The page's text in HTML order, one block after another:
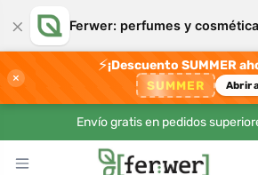
× Ferwer: perfumes y cosmética
×
⚡¡Descuento SUMMER
SUMMER Abrir
Envío gratis en pedidos